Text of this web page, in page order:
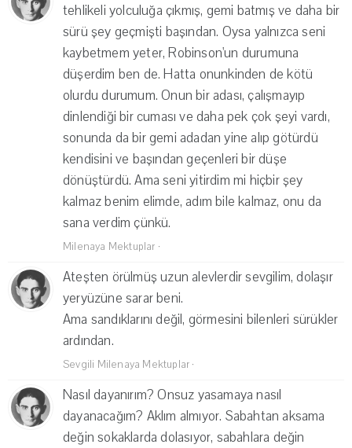
tehlikeli yolculuğa çıkmış, gemi batmış ve daha bir
sürü şey geçmişti başından. Oysa yalnızca seni
kaybetmem yeter, Robinson'un durumuna
düşerdim ben de. Hatta onunkinden de kötü
olurdu durumum. Onun bir adası, çalışmayıp
dinlendiği bir cuması ve daha pek çok şeyi vardı,
sonunda da bir gemi adadan yine alıp götürdü
kendisini ve başından geçenleri bir düşe
dönüştürdü. Ama seni yitirdim mi hiçbir şey
kalmaz benim elimde, adım bile kalmaz, onu da
sana verdim çünkü.
Milenaya Mektuplar ·
Ateşten örülmüş uzun alevlerdir sevgilim, dolaşır
yeryüzüne sarar beni.
Ama sandıklarını değil, görmesini bilenleri sürükler
ardından.
Sevgili Milenaya Mektuplar ·
Nasıl dayanırım? Onsuz yasamaya nasıl
dayanacağım? Aklım almıyor. Sabahtan aksama
değin sokaklarda dolasıyor, sabahlara değin